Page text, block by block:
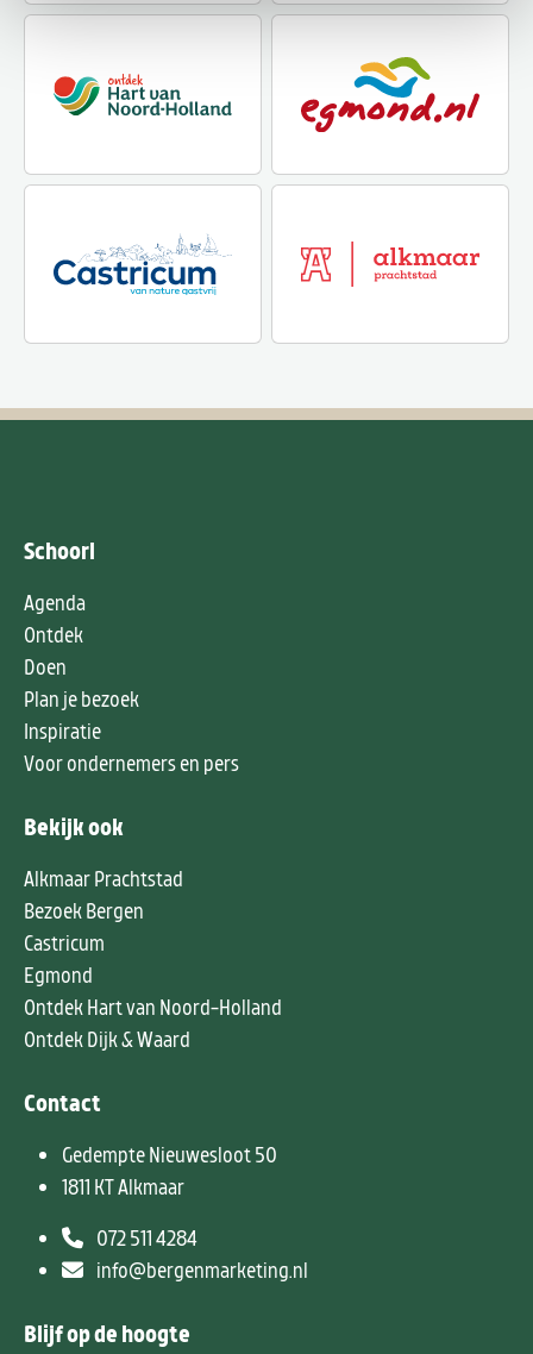
Schoorl
Agenda
Ontdek
Doen
Plan je bezoek
Inspiratie
Voor ondernemers en pers
Bekijk ook
Alkmaar Prachtstad
Bezoek Bergen
Castricum
Egmond
Ontdek Hart van Noord-Holland
Ontdek Dijk & Waard
Contact
Gedempte Nieuwesloot 50
1811 KT Alkmaar
072 511 4284
info@bergenmarketing.nl
Blijf op de hoogte